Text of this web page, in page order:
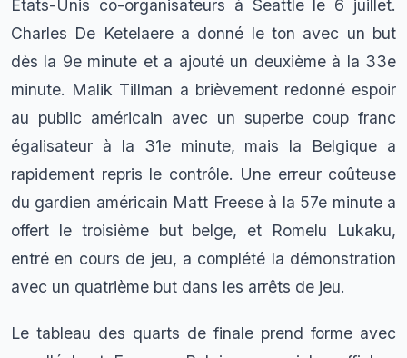
États-Unis co-organisateurs à Seattle le 6 juillet.
Charles De Ketelaere a donné le ton avec un but
dès la 9e minute et a ajouté un deuxième à la 33e
minute. Malik Tillman a brièvement redonné espoir
au public américain avec un superbe coup franc
égalisateur à la 31e minute, mais la Belgique a
rapidement repris le contrôle. Une erreur coûteuse
du gardien américain Matt Freese à la 57e minute a
offert le troisième but belge, et Romelu Lukaku,
entré en cours de jeu, a complété la démonstration
avec un quatrième but dans les arrêts de jeu.
Le tableau des quarts de finale prend forme avec